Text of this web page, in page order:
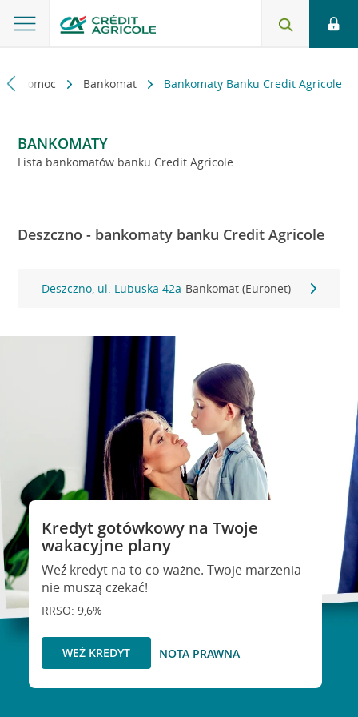
i pomoc Bankomat Bankomaty Banku Credit Agricole
BANKOMATY
Lista bankomatów banku Credit Agricole
Deszczno - bankomaty banku Credit Agricole
Deszczno, ul. Lubuska 42a Bankomat (Euronet)
Kredyt gotówkowy na Twoje
wakacyjne plany
Weź kredyt na to co ważne. Twoje marzenia
nie muszą czekać!
RRSO: 9,6%
WEŹ KREDYT NOTA PRAWNA